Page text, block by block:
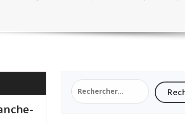
Rechercher :